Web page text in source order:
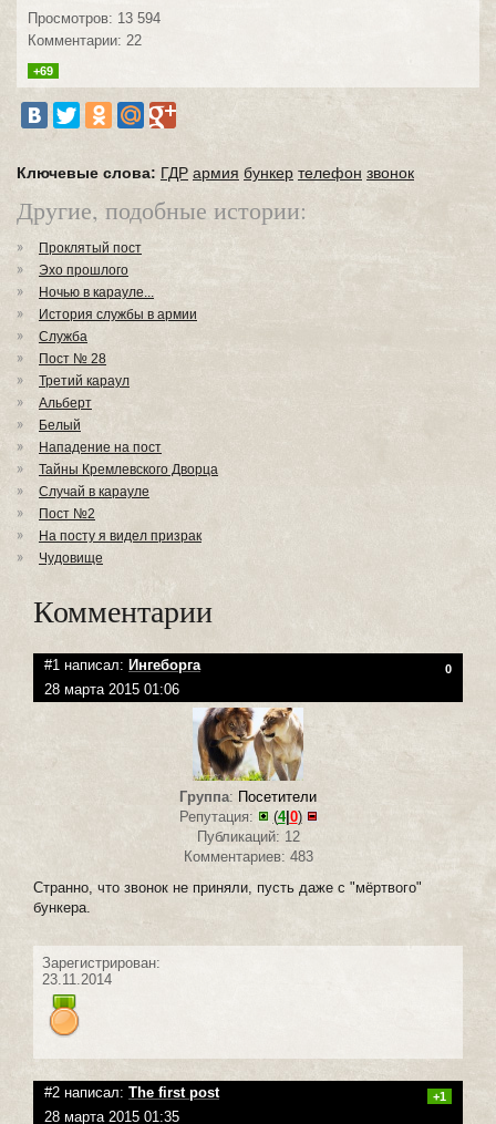
Просмотров: 13 594
Комментарии: 22
+69
Ключевые слова: ГДР армия бункер телефон звонок
Другие, подобные истории:
Проклятый пост
Эхо прошлого
Ночью в карауле...
История службы в армии
Служба
Пост № 28
Третий караул
Альберт
Белый
Нападение на пост
Тайны Кремлевского Дворца
Случай в карауле
Пост №2
На посту я видел призрак
Чудовище
Комментарии
#1 написал: Ингеборга 0
28 марта 2015 01:06
Группа: Посетители
Репутация:
(4| 0)
Публикаций: 12
Комментариев: 483
Странно, что звонок не приняли, пусть даже с "мёртвого"
бункера.
Зарегистрирован:
23.11.2014
#2 написал: The first post +1
28 марта 2015 01:35